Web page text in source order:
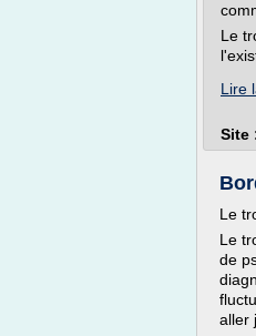
Le
Lire
Site
Le
Le
de
aller